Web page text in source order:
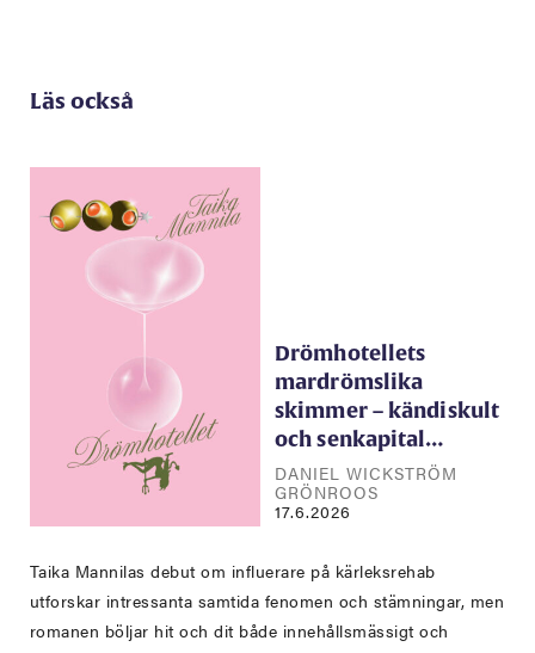
Läs också
Drömhotellets
mardrömslika
skimmer – kändiskult
och senkapital…
DANIEL WICKSTRÖM
GRÖNROOS
17.6.2026
Taika Mannilas debut om influerare på kärleksrehab
utforskar intressanta samtida fenomen och stämningar, men
romanen böljar hit och dit både innehållsmässigt och